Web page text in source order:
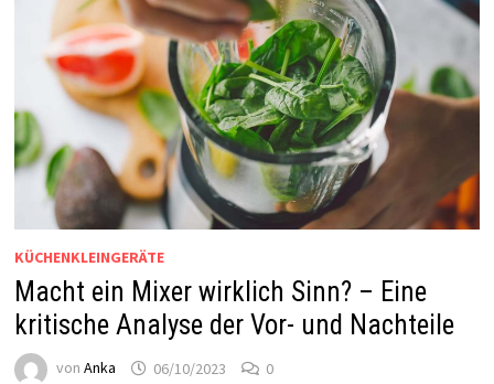
KÜCHENKLEINGERÄTE
Macht ein Mixer wirklich Sinn? – Eine
kritische Analyse der Vor- und Nachteile
von Anka 06/10/2023 0